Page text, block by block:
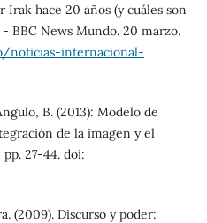
Irak hace 20 años (y cuáles son
BBC News Mundo. 20 marzo.
noticias-internacional-
B. (2013): Modelo de
de la imagen y el
pp. 27-44. doi:
(2009). Discurso y poder: